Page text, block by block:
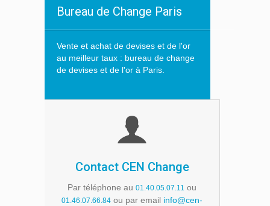
Bureau de Change Paris
Vente et achat de devises et de l'or
au meilleur taux : bureau de change
de devises et de l'or à Paris.
Contact CEN Change
Par téléphone au 01.40.05.07.11 ou
01.46.07.66.84 ou par email info@cen-